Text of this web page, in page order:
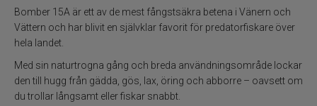
Flugbindning
Flugfiske
Vinterfiske
Bomber 15A är ett av de mest fångstsäkra betena i Vänern och
Vättern och har blivit en självklar favorit för predatorfiskare över
hela landet.
Med sin naturtrogna gång och breda användningsområde lockar
den till hugg från gädda, gös, lax, öring och abborre – oavsett om
du trollar långsamt eller fiskar snabbt.